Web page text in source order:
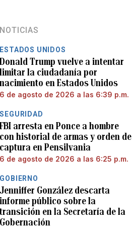
NOTICIAS
ESTADOS UNIDOS
Donald Trump vuelve a intentar
limitar la ciudadanía por
nacimiento en Estados Unidos
6 de agosto de 2026 a las 6:39 p.m.
SEGURIDAD
FBI arresta en Ponce a hombre
con historial de armas y orden de
captura en Pensilvania
6 de agosto de 2026 a las 6:25 p.m.
GOBIERNO
Jenniffer González descarta
informe público sobre la
transición en la Secretaría de la
Gobernación